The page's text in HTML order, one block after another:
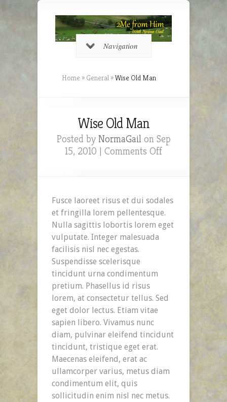
Navigation
Home » General »Wise Old Man
Wise Old Man
Posted by NormaGailon Sep
15, 2010 | Comments Offon
Fusce laoreet risus et dui sodales
et fringilla lorem pellentesque.
Nulla sagittis lobortis lorem eget
vulputate. Integer malesuada
facilisis nisl nec egestas.
Suspendisse scelerisque
tincidunt urna condimentum
pretium. Phasellus id risus
lorem, at consectetur tellus. Sed
eget dolor lectus. Etiam vitae
sapien libero. Vivamus nunc
diam, pulvinar eleifend tincidunt
tincidunt, tristique eget erat.
Maecenas eleifend, erat ac
ullamcorper varius, metus diam
condimentum elit, quis
sollicitudin enim nisl nec metus.